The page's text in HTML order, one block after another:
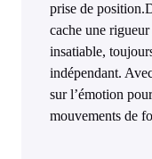
prise de
cache une
insatiable,
indépendant.
sur l’émotion
mouvements de